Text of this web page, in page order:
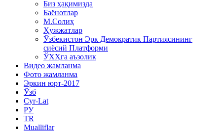
Биз ҳақимизда
Баёнотлар
М.Солиҳ
Ҳужжатлар
Ўзбекистон Эрк Демократик Партиясининг
сиёсий Платформи
ЎХҲга аъзолик
Видео жамланма
Фото жамланма
Эркин юрт-2017
Ўзб
Cyr-Lat
РУ
TR
Mualliflar